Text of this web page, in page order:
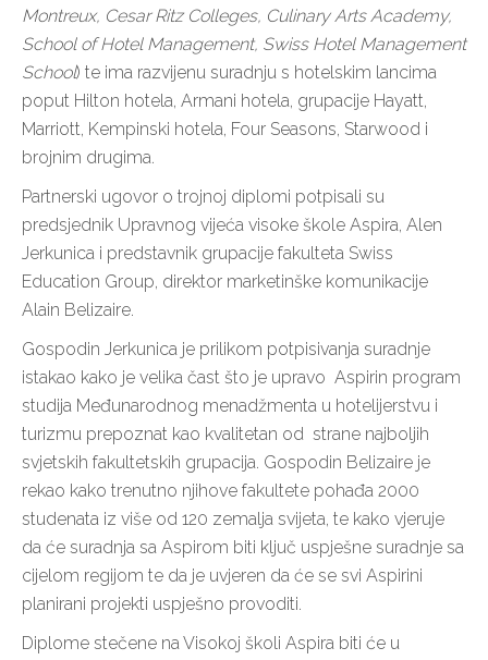
Montreux, Cesar Ritz Colleges, Culinary Arts Academy,
School of Hotel Management, Swiss Hotel Management
School) te ima razvijenu suradnju s hotelskim lancima
poput Hilton hotela, Armani hotela, grupacije Hayatt,
Marriott, Kempinski hotela, Four Seasons, Starwood i
brojnim drugima.
Partnerski ugovor o trojnoj diplomi potpisali su
predsjednik Upravnog vijeća visoke škole Aspira, Alen
Jerkunica i predstavnik grupacije fakulteta Swiss
Education Group, direktor marketinške komunikacije
Alain Belizaire.
Gospodin Jerkunica je prilikom potpisivanja suradnje
istakao kako je velika čast što je upravo Aspirin program
studija Međunarodnog menadžmenta u hotelijerstvu i
turizmu prepoznat kao kvalitetan od strane najboljih
svjetskih fakultetskih grupacija. Gospodin Belizaire je
rekao kako trenutno njihove fakultete pohađa 2000
studenata iz više od 120 zemalja svijeta, te kako vjeruje
da će suradnja sa Aspirom biti ključ uspješne suradnje sa
cijelom regijom te da je uvjeren da će se svi Aspirini
planirani projekti uspješno provoditi.
Diplome stečene na Visokoj školi Aspira biti će u